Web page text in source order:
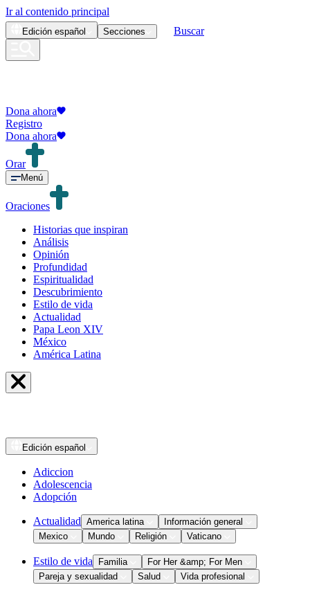
Ir al contenido principal
Edición español Secciones Buscar
Dona ahora
Registro
Dona ahora
Orar
Menú
Oraciones
Historias que inspiran
Análisis
Opinión
Profundidad
Espiritualidad
Descubrimiento
Estilo de vida
Actualidad
Papa Leon XIV
México
América Latina
Edición español
Adiccion
Adolescencia
Adopción
Actualidad America latina
Información general
Mexico
Mundo Religión Vaticano
Estilo de vida Familia
For Her &amp; For Men
Pareja y sexualidad
Salud Vida profesional